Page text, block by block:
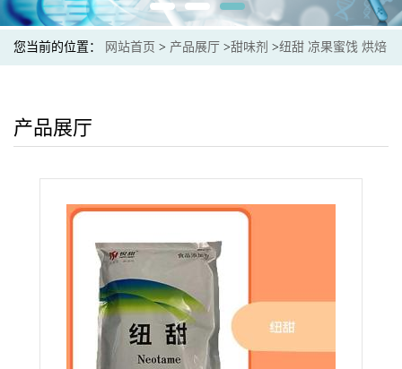
您当前的位置： 网站首页 > 产品展厅 >甜味剂 >纽甜 凉果蜜饯 烘焙
产品展厅